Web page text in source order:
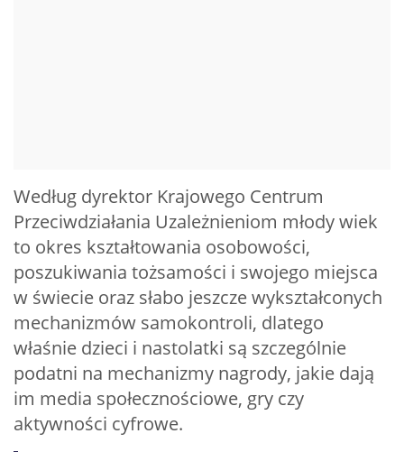
Według dyrektor Krajowego Centrum
Przeciwdziałania Uzależnieniom młody wiek
to okres kształtowania osobowości,
poszukiwania tożsamości i swojego miejsca
w świecie oraz słabo jeszcze wykształconych
mechanizmów samokontroli, dlatego
właśnie dzieci i nastolatki są szczególnie
podatni na mechanizmy nagrody, jakie dają
im media społecznościowe, gry czy
aktywności cyfrowe.